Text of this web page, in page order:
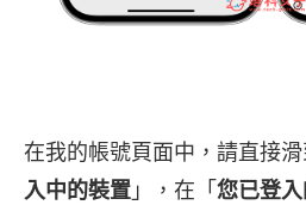
在我的帳號頁面中，請直接
入中的裝置 」，在「 您已登